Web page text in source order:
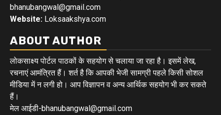
bhanubangwal@gmail.com
Website: Loksaakshya.com
ABOUT AUTHOR
लोकसाक्ष्य पोर्टल पाठकों के सहयोग से चलाया जा रहा है। इसमें लेख,
रचनाएं आमंत्रित हैं। शर्त है कि आपकी भेजी सामग्री पहले किसी सोशल
मीडिया में न लगी हो। आप विज्ञापन व अन्य आर्थिक सहयोग भी कर सकते
हैं।
मेल आईडी-bhanubangwal@gmail.com